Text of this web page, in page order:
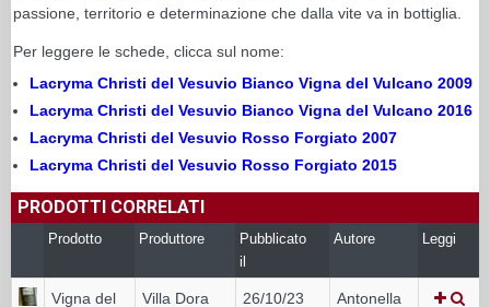
passione, territorio e determinazione che dalla vite va in bottiglia.
Per leggere le schede, clicca sul nome:
Lacryma Christi del Vesuvio Bianco Vigna del Vulcano 2009
Lacryma Christi del Vesuvio Bianco Vigna del Vulcano 2016
Lacryma Christi del Vesuvio Rosso Forgiato 2007
Lacryma Christi del Vesuvio Rosso Forgiato 2015
PRODOTTI CORRELATI
Prodotto Produttore
Pubblicato
il
Autore Leggi
Vigna del Villa Dora 26/10/23 Antonella